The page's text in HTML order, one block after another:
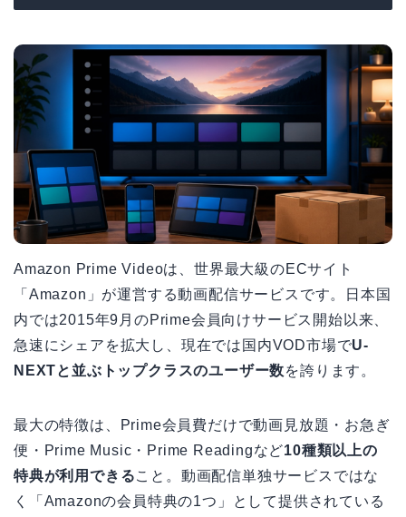
Amazon Prime Videoは、世界最大級のECサイト
「Amazon」が運営する動画配信サービスです。日本国
内では2015年9月のPrime会員向けサービス開始以来、
急速にシェアを拡大し、現在では国内VOD市場でU-
NEXTと並ぶトップクラスのユーザー数を誇ります。
最大の特徴は、Prime会員費だけで動画見放題・お急ぎ
便・Prime Music・Prime Readingなど10種類以上の
特典が利用できること。動画配信単独サービスではな
く「Amazonの会員特典の1つ」として提供されている